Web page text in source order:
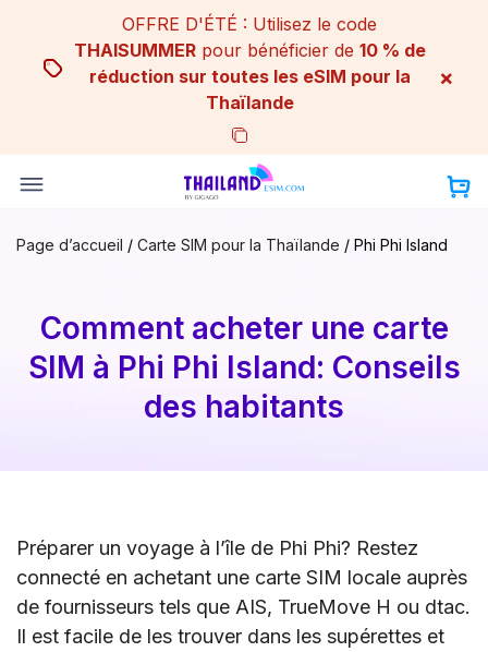
content
OFFRE D'ÉTÉ : Utilisez le code
THAISUMMERpour bénéficier de 10 % de
réduction sur toutes les eSIM pour la
Thaïlande
×
Page d’accueil / Carte SIM pour la Thaïlande / Phi Phi Island
Comment acheter une carte
SIM à Phi Phi Island: Conseils
des habitants
Préparer un voyage à l’île de Phi Phi? Restez
connecté en achetant une carte SIM locale auprès
de fournisseurs tels que AIS, TrueMove H ou dtac.
Il est facile de les trouver dans les supérettes et